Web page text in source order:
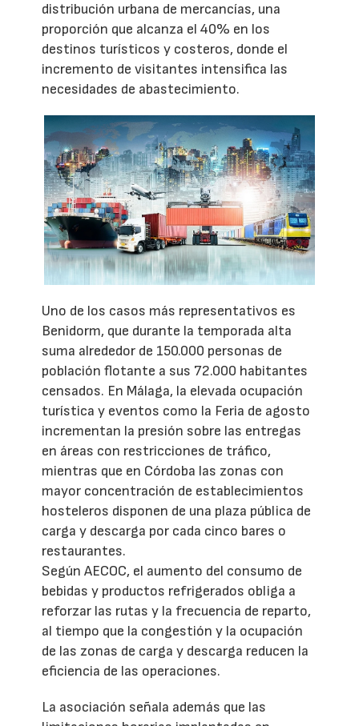
distribución urbana de mercancías, una
proporción que alcanza el 40% en los
destinos turísticos y costeros, donde el
incremento de visitantes intensifica las
necesidades de abastecimiento.
Uno de los casos más representativos es
Benidorm, que durante la temporada alta
suma alrededor de 150.000 personas de
población flotante a sus 72.000 habitantes
censados. En Málaga, la elevada ocupación
turística y eventos como la Feria de agosto
incrementan la presión sobre las entregas
en áreas con restricciones de tráfico,
mientras que en Córdoba las zonas con
mayor concentración de establecimientos
hosteleros disponen de una plaza pública de
carga y descarga por cada cinco bares o
restaurantes.
Según AECOC, el aumento del consumo de
bebidas y productos refrigerados obliga a
reforzar las rutas y la frecuencia de reparto,
al tiempo que la congestión y la ocupación
de las zonas de carga y descarga reducen la
eficiencia de las operaciones.
La asociación señala además que las